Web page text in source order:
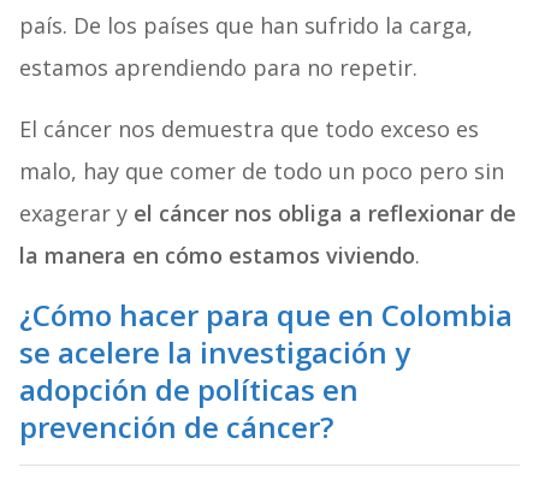
país. De los países que han sufrido la carga,
estamos aprendiendo para no repetir.
El cáncer nos demuestra que todo exceso es
malo, hay que comer de todo un poco pero sin
exagerar y el cáncer nos obliga a reflexionar de
la manera en cómo estamos viviendo.
¿Cómo hacer para que en Colombia
se acelere la investigación y
adopción de políticas en
prevención de cáncer?